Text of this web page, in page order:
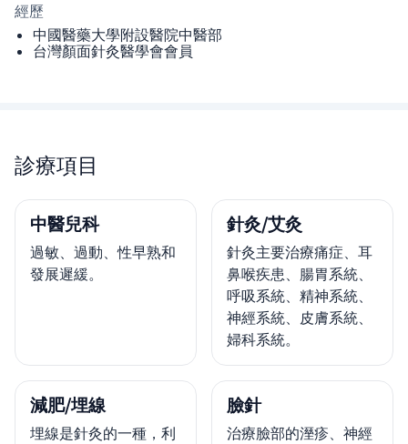
經歷
中國醫藥大學附設醫院中醫部
台灣顏面針灸醫學會會員
診療項目
中醫兒科
過敏、過動、性早熟和
發展遲緩。
針灸/艾灸
針灸主要治療痛症、耳
鼻喉疾患、腸胃系統、
呼吸系統、精神系統、
神經系統、皮膚系統、
婦科系統。
減肥/埋線
埋線是針灸的一種，利
臉針
治療臉部的溼疹、神經